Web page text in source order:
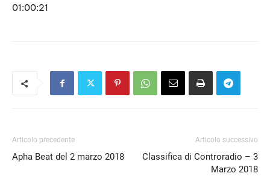
SHARE
01:00:21
Articolo precedente
Apha Beat del 2 marzo 2018
Articolo successivo
Classifica di Controradio – 3
Marzo 2018